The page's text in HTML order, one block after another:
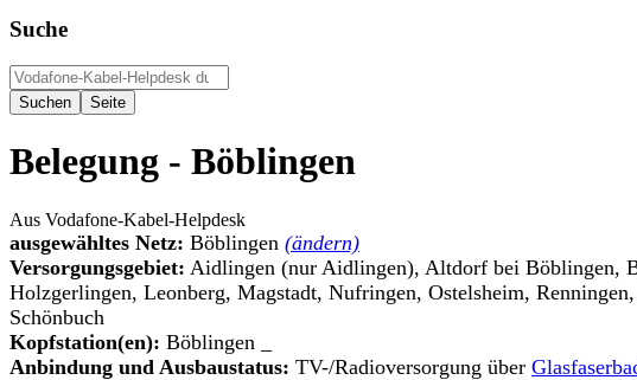
Suche
Belegung - Böblingen
Aus Vodafone-Kabel-Helpdesk
ausgewähltes Netz: Böblingen (ändern)
Versorgungsgebiet: Aidlingen (nur Aidlingen), Altdorf bei Böblingen,
Holzgerlingen, Leonberg, Magstadt, Nufringen, Ostelsheim,
Schönbuch
Kopfstation(en): Böblingen _
Anbindung und Ausbaustatus: TV-/Radioversorgung über